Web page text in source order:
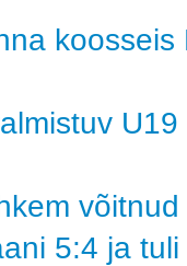
koosseis
5:4 ja